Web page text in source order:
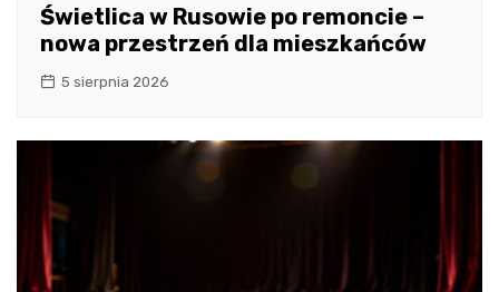
Świetlica w Rusowie po remoncie –
nowa przestrzeń dla mieszkańców
5 sierpnia 2026